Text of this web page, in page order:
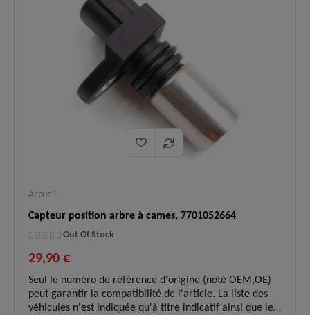
Accueil
Capteur position arbre à cames, 7701052664
Out Of Stock
29,90 €
Seul le numéro de référence d'origine (noté OEM,OE)
peut garantir la compatibilité de l'article. La liste des
véhicules n'est indiquée qu'à titre indicatif ainsi que les